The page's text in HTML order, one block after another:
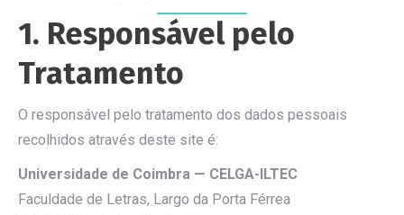
1. Responsável pelo
Tratamento
O responsável pelo tratamento dos dados pessoais
recolhidos através deste site é:
Universidade de Coimbra — CELGA-ILTEC
Faculdade de Letras, Largo da Porta Férrea